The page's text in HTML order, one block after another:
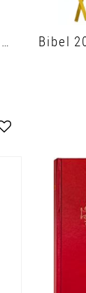
Bibel 2000, blå hårdpärm
Lägg till i favoriter